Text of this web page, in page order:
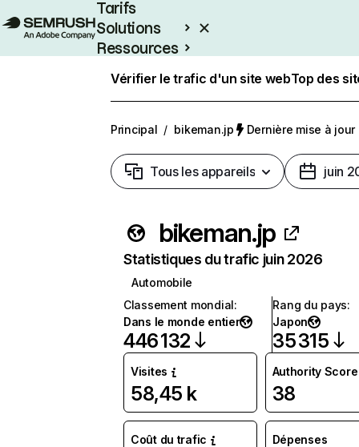
Tarifs
Solutions
Ressources
Vérifier le trafic d'un site webTop des
Principal / bikeman.jp Dernière mise à
Tous les appareils juin
bikeman.jp
Statistiques du trafic juin 2026
Automobile
Classement mondial:
Dans le monde entier
446 132
Rang du pays:
Japon
35 315
Visites
58,45 k
Authority Score
38
Coût du trafic
Dépenses